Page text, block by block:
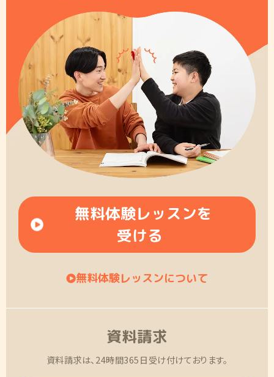
無料体験レッスンを
受ける
無料体験レッスンについて
資料請求
資料請求は、24時間365日受け付けております。